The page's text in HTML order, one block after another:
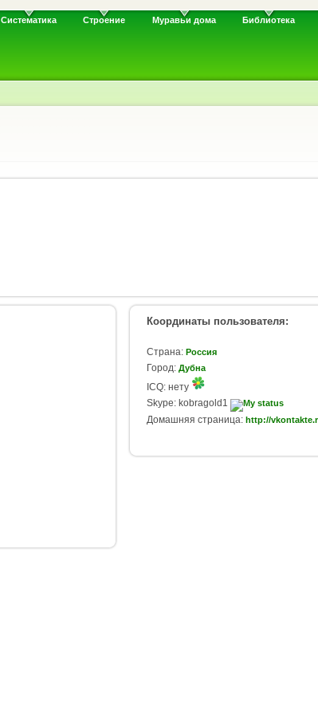
Систематика Строение Муравьи дома Библиотека
Координаты пользователя:
Страна: Россия
Город: Дубна
ICQ: нету
Skype: kobragold1
Домашняя страница: http://